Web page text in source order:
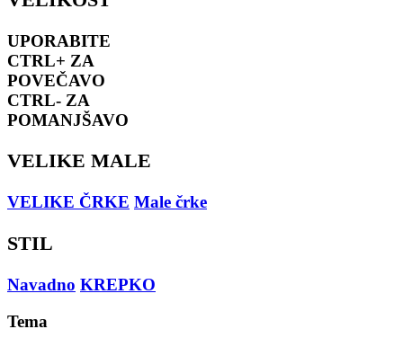
UPORABITE
CTRL+ ZA
POVEČAVO
CTRL- ZA
POMANJŠAVO
VELIKE MALE
VELIKE ČRKE Male črke
STIL
Navadno KREPKO
Tema